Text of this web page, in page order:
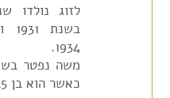
לזוג נולדו
1934.
כאשר הוא בן 45.